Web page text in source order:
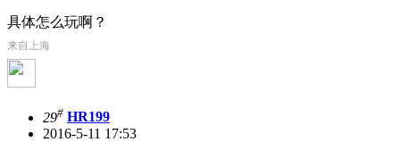
具体怎么玩啊？
来自上海
29# HR199
2016-5-11 17:53